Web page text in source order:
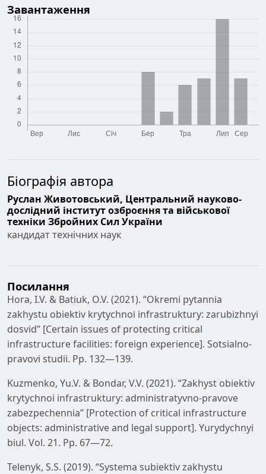
Завантаження
Біографія автора
Руслан Животовський, Центральний науково-
дослідний інститут озброєння та військової
техніки Збройних Сил України
кандидат технічних наук
Посилання
Hora, I.V. & Batiuk, O.V. (2021). “Okremi pytannia
zakhystu obiektiv krytychnoi infrastruktury: zarubizhnyi
dosvid” [Certain issues of protecting critical
infrastructure facilities: foreign experience]. Sotsialno-
pravovi studii. Pp. 132—139.
Kuzmenko, Yu.V. & Bondar, V.V. (2021). “Zakhyst obiektiv
krytychnoi infrastruktury: administratyvno-pravove
zabezpechennia” [Protection of critical infrastructure
objects: administrative and legal support]. Yurydychnyi
biul. Vol. 21. Pp. 67—72.
Telenyk, S.S. (2019). “Systema subiektiv zakhystu